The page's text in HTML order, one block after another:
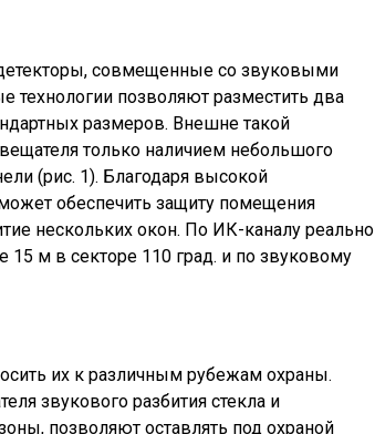
совмещенные со звуковыми
технологии позволяют разместить два
размеров. Внешне такой
только наличием небольшого
(рис. 1). Благодаря высокой
обеспечить защиту помещения
нескольких окон. По ИК-каналу реально
15 м в секторе 110 град. и по звуковому
их к различным рубежам охраны.
звукового разбития стекла и
позволяют оставлять под охраной